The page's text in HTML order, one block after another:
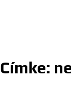
Címke: